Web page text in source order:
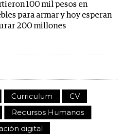
100 mil pesos en
para armar y hoy esperan
200 millones
Curriculum
CV
Recursos Humanos
digital